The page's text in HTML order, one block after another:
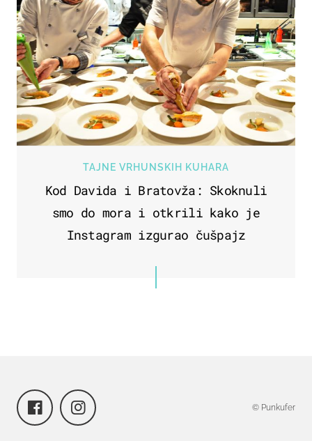
TAJNE VRHUNSKIH KUHARA
Kod Davida i Bratovža: Skoknuli
smo do mora i otkrili kako je
Instagram izgurao čušpajz
© Punkufer